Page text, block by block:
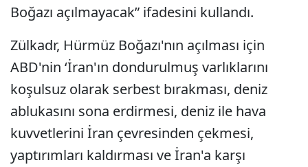
Boğazı açılmayacak” ifadesini kullandı.
Zülkadr, Hürmüz Boğazı'nın açılması için
ABD'nin ‘İran'ın dondurulmuş varlıklarını
koşulsuz olarak serbest bırakması, deniz
ablukasını sona erdirmesi, deniz ile hava
kuvvetlerini İran çevresinden çekmesi,
yaptırımları kaldırması ve İran'a karşı